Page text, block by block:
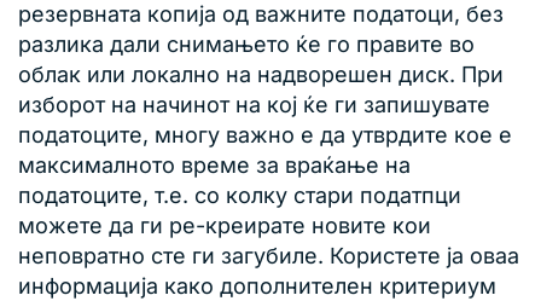
резервната копија од важните податоци, без
разлика дали снимањето ќе го правите во
облак или локално на надворешен диск. При
изборот на начинот на кој ќе ги запишувате
податоците, многу важно е да утврдите кое е
максималното време за враќање на
податоците, т.е. со колку стари податпци
можете да ги ре-креирате новите кои
неповратно сте ги загубиле. Користете ја оваа
информација како дополнителен критериум